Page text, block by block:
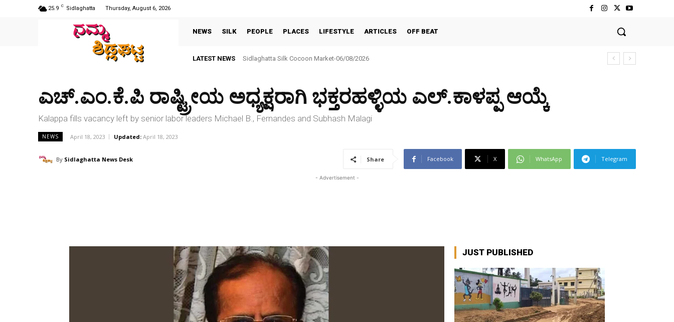
25.9 C Sidlaghatta Thursday, August 6, 2026
NEWS SILK PEOPLE PLACES LIFESTYLE ARTICLES OFF BEAT
LATEST NEWS BNR ಕಪ್–2026 ಟೆನ್ನಿಸ್ ಬಾಲ್ ಕ್ರಿಕೆಟ್ ಪಂದ್ಯಾವಳಿ ಆಗಸ್ಟ್ 6ರಿಂದ 9ರವರೆಗೆ
ಎಚ್.ಎಂ.ಕೆ.ಪಿ ರಾಷ್ಟ್ರೀಯ ಅಧ್ಯಕ್ಷರಾಗಿ ಭಕ್ತರಹಳ್ಳಿಯ ಎಲ್.ಕಾಳಪ್ಪ ಆಯ್ಕೆ
Kalappa fills vacancy left by senior labor leaders Michael B., Fernandes and Subhash Malagi
NEWS April 18, 2023 Updated: April 18, 2023
By Sidlaghatta News Desk Share Facebook X WhatsApp Telegram
- Advertisement -
JUST PUBLISHED